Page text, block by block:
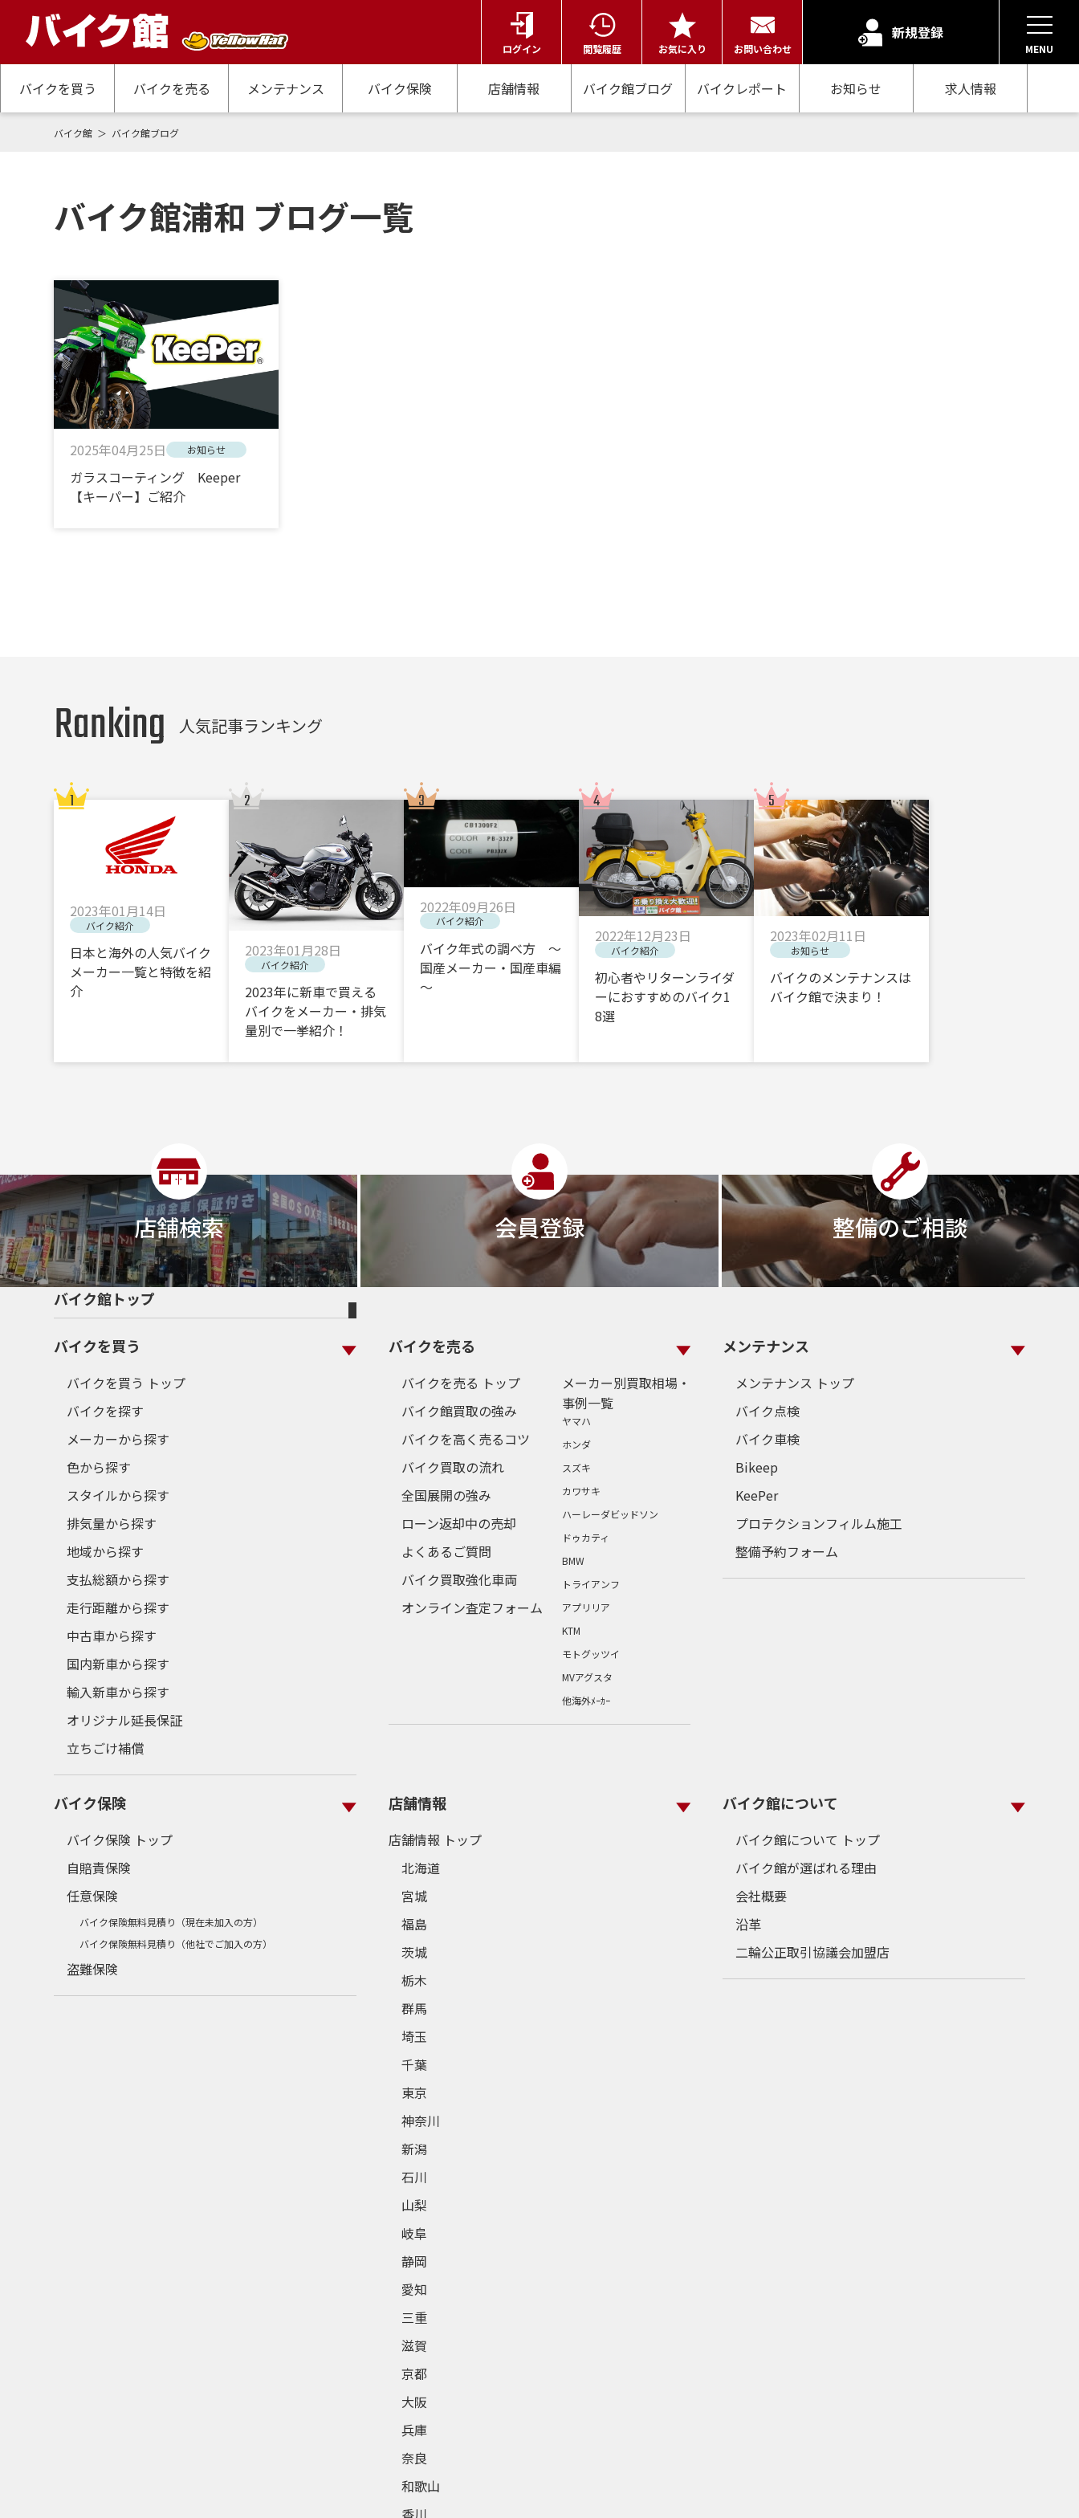
ログイン 閲覧履歴 お気に入り お問い合わせ
新規登録
MENU
バイクを買う バイクを売る メンテナンス バイク保険 店舗情報 バイク館ブログ バイクレポート お知らせ 求人情報
バイク館 バイク館ブログ
バイク館浦和 ブログ一覧
2025年04月25日 お知らせ
ガラスコーティング Keeper
【キーパー】ご紹介
Ranking 人気記事ランキング
2023年01月14日
バイク紹介
日本と海外の人気バイク
メーカー一覧と特徴を紹
介
2023年01月28日
バイク紹介
2023年に新車で買える
バイクをメーカー・排気
量別で一挙紹介！
2022年09月26日
バイク紹介
バイク年式の調べ方 ～
国産メーカー・国産車編
～
2022年12月23日
バイク紹介
初心者やリターンライダ
ーにおすすめのバイク1
8選
2023年02月11日
お知らせ
バイクのメンテナンスは
バイク館で決まり！
店舗検索 会員登録 整備のご相談
バイク館トップ
バイクを買う
バイクを買う トップ
バイクを探す
メーカーから探す
色から探す
スタイルから探す
排気量から探す
地域から探す
支払総額から探す
走行距離から探す
中古車から探す
国内新車から探す
輸入新車から探す
オリジナル延長保証
立ちごけ補償
バイクを売る
バイクを売る トップ
バイク館買取の強み
バイクを高く売るコツ
バイク買取の流れ
全国展開の強み
ローン返却中の売却
よくあるご質問
バイク買取強化車両
オンライン査定フォーム
メーカー別買取相場・
事例一覧
ヤマハ
ホンダ
スズキ
カワサキ
ハーレーダビッドソン
ドゥカティ
BMW
トライアンフ
アプリリア
KTM
モトグッツイ
MVアグスタ
他海外ﾒｰｶｰ
メンテナンス
メンテナンス トップ
バイク点検
バイク車検
Bikeep
KeePer
プロテクションフィルム施工
整備予約フォーム
バイク保険
バイク保険 トップ
自賠責保険
任意保険
バイク保険無料見積り（現在未加入の方）
バイク保険無料見積り（他社でご加入の方）
盗難保険
店舗情報
店舗情報 トップ
北海道
宮城
福島
茨城
栃木
群馬
埼玉
千葉
東京
神奈川
新潟
石川
山梨
岐阜
静岡
愛知
三重
滋賀
京都
大阪
兵庫
奈良
和歌山
バイク館について
バイク館について トップ
バイク館が選ばれる理由
会社概要
沿革
二輪公正取引協議会加盟店